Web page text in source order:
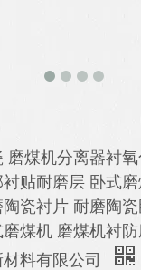
磨煤机分离器衬
贴耐磨层 卧式
瓷衬片 耐磨陶
煤机 磨煤机衬
料有限公司